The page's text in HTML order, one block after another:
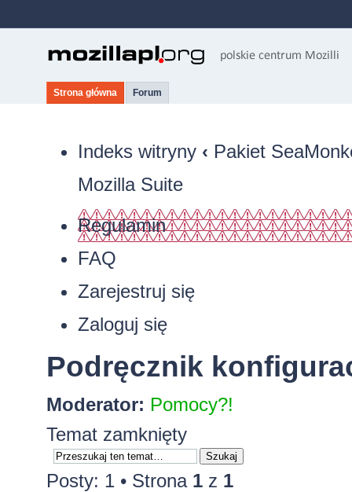
Strona główna Forum
Indeks witryny ‹ Pakiet
Mozilla Suite
Regulamin
FAQ
Zarejestruj się
Zaloguj się
Podręcznik
Moderator: Pomocy?!
Temat zamknięty
Posty: 1 • Strona 1z 1